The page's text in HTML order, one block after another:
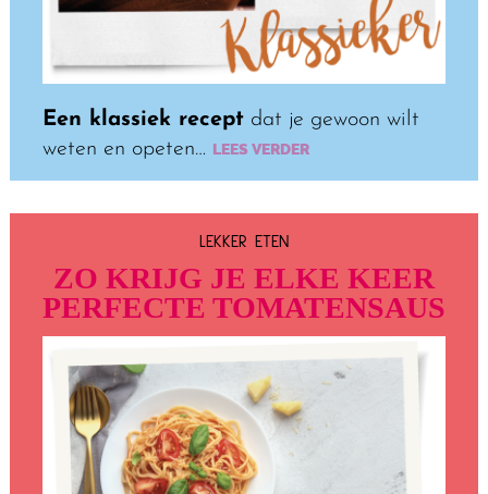
Een klassiek receptdat je gewoon wilt
weten en opeten… LEES VERDER
LEKKER ETEN
ZO KRIJG JE ELKE KEER
PERFECTE TOMATENSAUS